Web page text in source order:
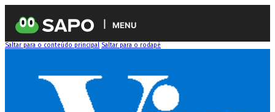
MENU
Saltar para o conteúdo principal Saltar para o rodapé